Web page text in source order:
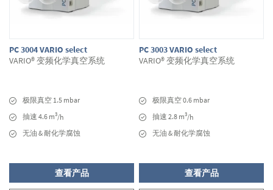
PC 3004 VARIO select
VARIO® 变频化学真空系统
极限真空 1.5 mbar
抽速 4.6 m3/h
无油 & 耐化学腐蚀
查看产品
PC 3003 VARIO select
VARIO® 变频化学真空系统
极限真空 0.6 mbar
抽速 2.8 m3/h
无油 & 耐化学腐蚀
查看产品